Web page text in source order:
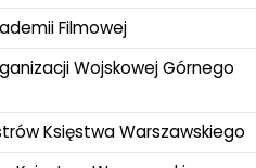
Filmowej
Wojskowej Górnego
Księstwa Warszawskiego